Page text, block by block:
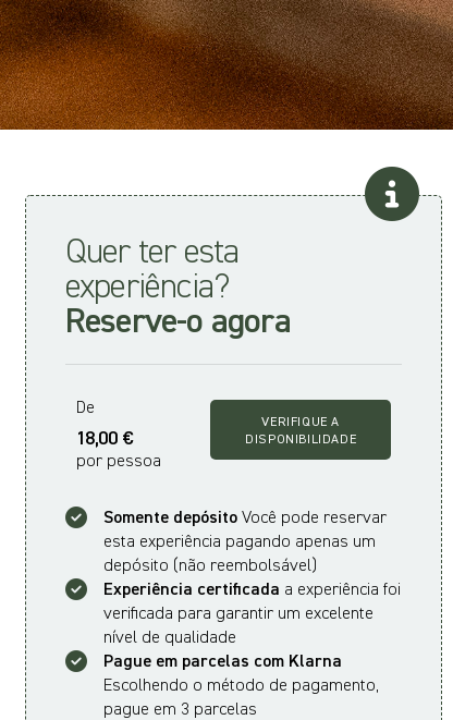
Quer ter esta
experiência?
Reserve-o agora
De
18,00 €
por pessoa
VERIFIQUE A
DISPONIBILIDADE
Somente depósitoVocê pode reservar
esta experiência pagando apenas um
depósito (não reembolsável)
Experiência certificada a experiência foi
verificada para garantir um excelente
nível de qualidade
Pague em parcelas com Klarna
Escolhendo o método de pagamento,
pague em 3 parcelas